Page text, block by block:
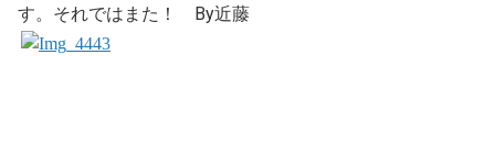
す。それではまた！ By近藤